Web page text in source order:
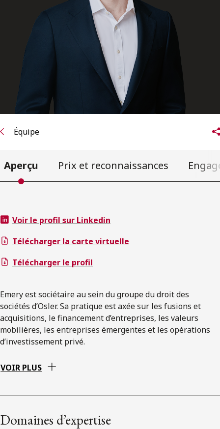
Équipe
Aperçu Prix et reconnaissances
Voir le profil sur Linkedin
Télécharger la carte virtuelle
Télécharger le profil
Emery est sociétaire au sein du groupe du droit des
sociétés d’Osler. Sa pratique est axée sur les fusions et
acquisitions, le financement d’entreprises, les valeurs
mobilières, les entreprises émergentes et les opérations
d’investissement privé.
VOIR PLUS
Domaines d’expertise